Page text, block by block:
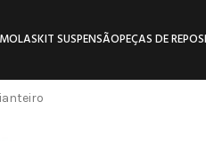
MOLASKIT SUSPENSÃOPEÇAS DE